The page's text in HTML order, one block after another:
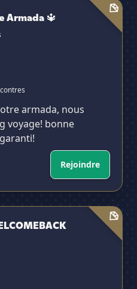
Armada 🔱
armada, nous
voyage! bonne
Rejoindre